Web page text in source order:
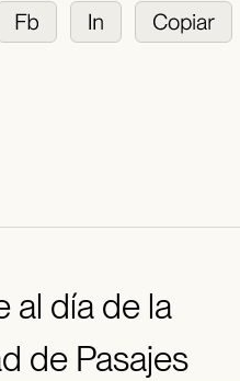
al día de la
de Pasajes